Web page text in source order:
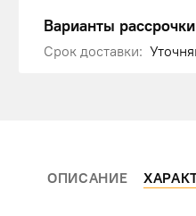
Варианты рассрочки
Срок доставки:
ОПИСАНИЕ